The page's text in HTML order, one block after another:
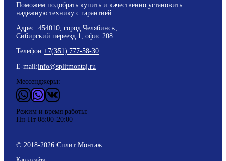
Поможем подобрать купить и качественно установить
надёжную технику с гарантией.
Адрес: 454010, город Челябинск,
Сибирский переезд 1, офис 208.
Телефон:+7(351) 777-58-30
E-mail:info@splitmontaj.ru
Мессенджеры:
WhatsApp
ViderВКонтакте
Режим и время работы:
Пн-Пт 08:00-20:00
© 2018-2026 Сплит Монтаж